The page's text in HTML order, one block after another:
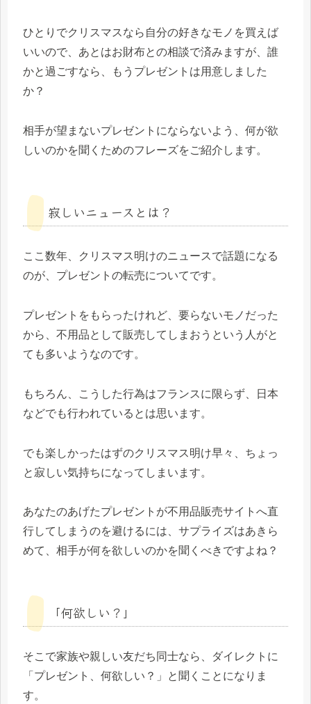
ひとりでクリスマスなら自分の好きなモノを買えば
いいので、あとはお財布との相談で済みますが、誰
かと過ごすなら、もうプレゼントは用意しました
か？
相手が望まないプレゼントにならないよう、何が欲
しいのかを聞くためのフレーズをご紹介します。
寂しいニュースとは？
ここ数年、クリスマス明けのニュースで話題になる
のが、プレゼントの転売についてです。
プレゼントをもらったけれど、要らないモノだった
から、不用品として販売してしまおうという人がと
ても多いようなのです。
もちろん、こうした行為はフランスに限らず、日本
などでも行われているとは思います。
でも楽しかったはずのクリスマス明け早々、ちょっ
と寂しい気持ちになってしまいます。
あなたのあげたプレゼントが不用品販売サイトへ直
行してしまうのを避けるには、サプライズはあきら
めて、相手が何を欲しいのかを聞くべきですよね？
「何欲しい？」
そこで家族や親しい友だち同士なら、ダイレクトに
「プレゼント、何欲しい？」と聞くことになりま
す。